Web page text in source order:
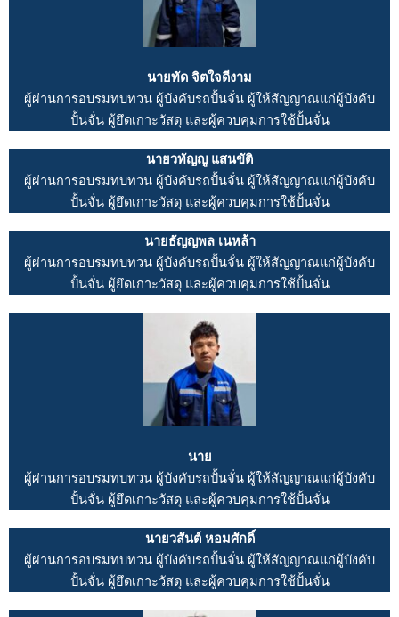
นายทัด จิตใจดีงาม
ผู้ผ่านการอบรมทบทวน ผู้บังคับรถปั้นจั่น ผู้ให้สัญญาณแก่ผู้บังคับ
ปั้นจั่น ผู้ยึดเกาะวัสดุ และผู้ควบคุมการใช้ปั้นจั่น
นายวทัญญู แสนขัติ
ผู้ผ่านการอบรมทบทวน ผู้บังคับรถปั้นจั่น ผู้ให้สัญญาณแก่ผู้บังคับ
ปั้นจั่น ผู้ยึดเกาะวัสดุ และผู้ควบคุมการใช้ปั้นจั่น
นายธัญญพล เนหล้า
ผู้ผ่านการอบรมทบทวน ผู้บังคับรถปั้นจั่น ผู้ให้สัญญาณแก่ผู้บังคับ
ปั้นจั่น ผู้ยึดเกาะวัสดุ และผู้ควบคุมการใช้ปั้นจั่น
นาย
ผู้ผ่านการอบรมทบทวน ผู้บังคับรถปั้นจั่น ผู้ให้สัญญาณแก่ผู้บังคับ
ปั้นจั่น ผู้ยึดเกาะวัสดุ และผู้ควบคุมการใช้ปั้นจั่น
นายวสันต์ หอมศักดิ์​
ผู้ผ่านการอบรมทบทวน ผู้บังคับรถปั้นจั่น ผู้ให้สัญญาณแก่ผู้บังคับ
ปั้นจั่น ผู้ยึดเกาะวัสดุ และผู้ควบคุมการใช้ปั้นจั่น